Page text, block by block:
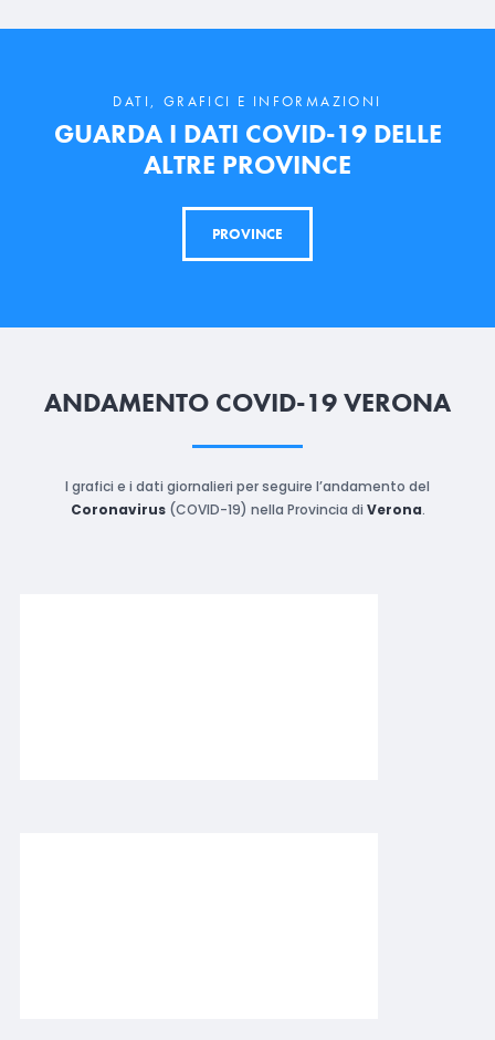
DATI, GRAFICI E INFORMAZIONI
GUARDA I DATI COVID-19 DELLE
ALTRE PROVINCE
PROVINCE
ANDAMENTO COVID-19 VERONA
I grafici e i dati giornalieri per seguire l’andamento del
Coronavirus(COVID-19) nella Provincia di Verona.